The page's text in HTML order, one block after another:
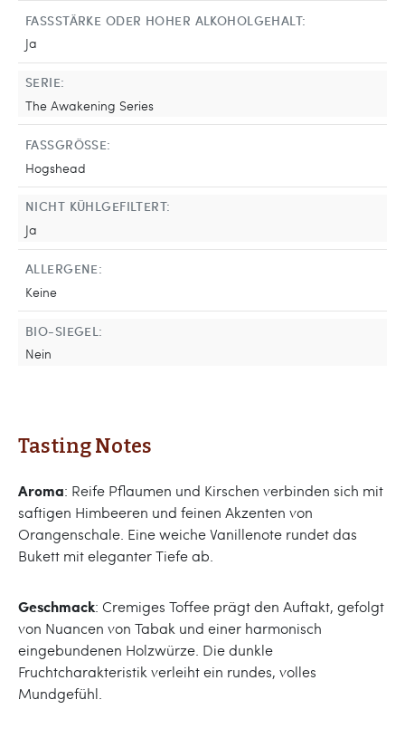
FASSSTÄRKE ODER HOHER ALKOHOLGEHALT:
Ja
SERIE:
The Awakening Series
FASSGRÖSSE:
Hogshead
NICHT KÜHLGEFILTERT:
Ja
ALLERGENE:
Keine
BIO-SIEGEL:
Nein
Tasting Notes
Aroma: Reife Pflaumen und Kirschen verbinden sich mit
saftigen Himbeeren und feinen Akzenten von
Orangenschale. Eine weiche Vanillenote rundet das
Bukett mit eleganter Tiefe ab.
Geschmack: Cremiges Toffee prägt den Auftakt, gefolgt
von Nuancen von Tabak und einer harmonisch
eingebundenen Holzwürze. Die dunkle
Fruchtcharakteristik verleiht ein rundes, volles
Mundgefühl.